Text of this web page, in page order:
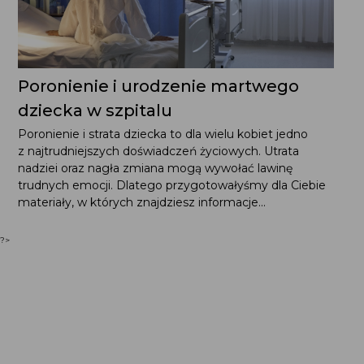
Poronienie i urodzenie martwego
dziecka w szpitalu
Poronienie i strata dziecka to dla wielu kobiet jedno
z najtrudniejszych doświadczeń życiowych. Utrata
nadziei oraz nagła zmiana mogą wywołać lawinę
trudnych emocji. Dlatego przygotowałyśmy dla Ciebie
materiały, w których znajdziesz informacje...
?>